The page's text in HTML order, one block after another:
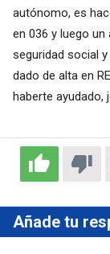
autónomo, es
en 036 y luego
seguridad social
dado de alta en
haberte ayudado,
Añade tu